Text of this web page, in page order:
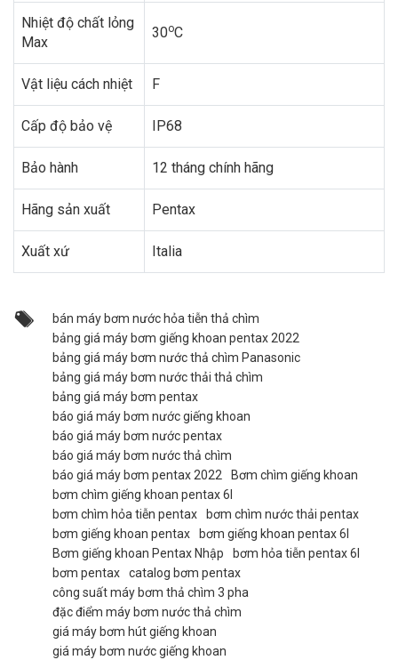
Nhiệt độ chất lỏng
Max
30oC
Vật liệu cách nhiệt F
Cấp độ bảo vệ IP68
Bảo hành 12 tháng chính hãng
Hãng sản xuất Pentax
Xuất xứ Italia
bán máy bơm nước hỏa tiễn thả chìm
bảng giá máy bơm giếng khoan pentax 2022
bảng giá máy bơm nước thả chìm Panasonic
bảng giá máy bơm nước thải thả chìm
bảng giá máy bơm pentax
báo giá máy bơm nước giếng khoan
báo giá máy bơm nước pentax
báo giá máy bơm nước thả chìm
báo giá máy bơm pentax 2022
Bơm chìm giếng khoan
bơm chìm giếng khoan pentax 6l
bơm chìm hỏa tiễn pentax
bơm chìm nước thải pentax
bơm giếng khoan pentax
bơm giếng khoan pentax 6l
Bơm giếng khoan Pentax Nhập
bơm hỏa tiễn pentax 6l
bơm pentax
catalog bơm pentax
công suất máy bơm thả chìm 3 pha
đặc điểm máy bơm nước thả chìm
giá máy bơm hút giếng khoan
giá máy bơm nước giếng khoan